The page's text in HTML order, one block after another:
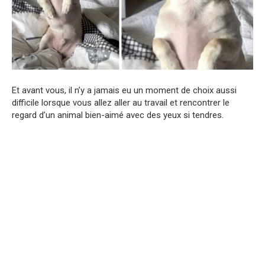
Et avant vous, il n’y a jamais eu un moment de choix aussi
difficile lorsque vous allez aller au travail et rencontrer le
regard d’un animal bien-aimé avec des yeux si tendres.